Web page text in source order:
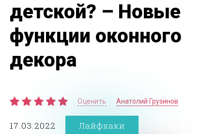
детской? – Новые
функции оконного
декора
Оценить Анатолий Грузинов
17.03.2022 Лайфхаки